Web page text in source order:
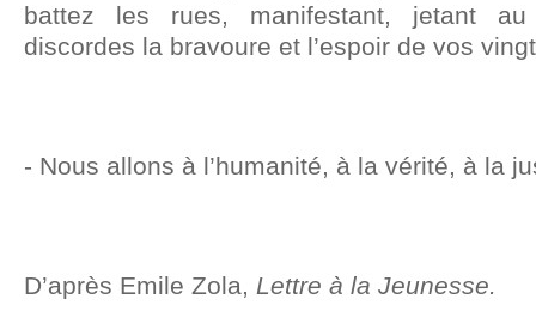
battez les rues, manifestant, jetant
discordes la bravoure et l’espoir de vos
- Nous allons à l’humanité, à la vérité, à la
D’après Emile Zola, Lettre à la Jeunesse.